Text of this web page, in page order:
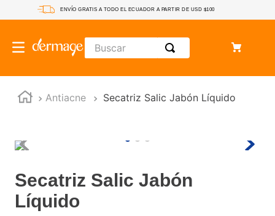
ENVÍO GRATIS A TODO EL ECUADOR A PARTIR DE USD $100
Buscar
Antiacne Secatriz Salic Jabón Líquido
Secatriz Salic Jabón
Líquido